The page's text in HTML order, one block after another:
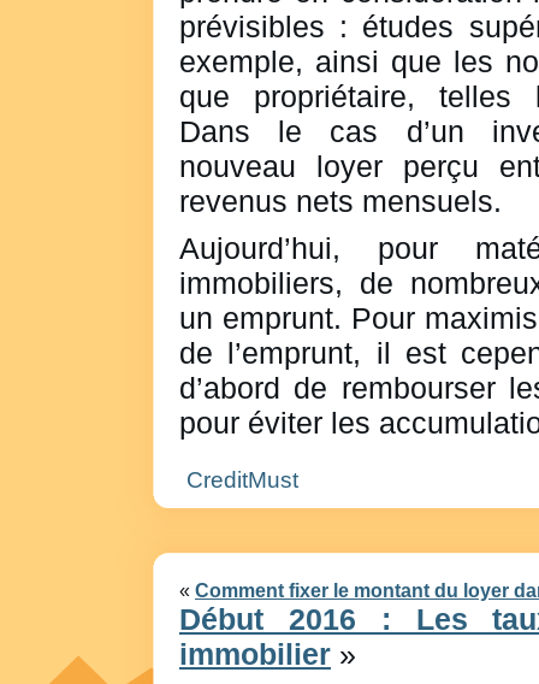
prévisibles : études
exemple, ainsi que les
que propriétaire, telles
Dans le cas d’un
nouveau loyer perçu
revenus nets mensuels.
Aujourd’hui, pour
immobiliers, de
un emprunt. Pour
de l’emprunt, il est
d’abord de rembourser
pour éviter les
CreditMust
« Comment fixer le montant du loyer
Début 2016 : Les
immobilier »